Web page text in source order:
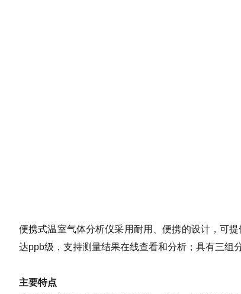
便携式温室气体分析仪采用耐用、便携的设计，可
达ppb级，支持测量结果在线查看和分析；具有三组
主要特点